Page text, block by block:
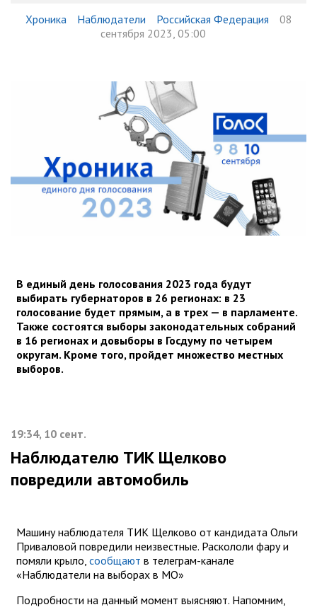
Хроника Наблюдатели Российская Федерация
08
сентября 2023, 05:00
В единый день голосования 2023 года будут
выбирать губернаторов в 26 регионах: в 23
голосование будет прямым, а в трех — в парламенте.
Также состоятся выборы законодательных собраний
в 16 регионах и довыборы в Госдуму по четырем
округам. Кроме того, пройдет множество местных
выборов.
19:34, 10 сент.
Наблюдателю ТИК Щелково
повредили автомобиль
Машину наблюдателя ТИК Щелково от кандидата Ольги
Приваловой повредили неизвестные. Раскололи фару и
помяли крыло, сообщают в телеграм-канале
«Наблюдатели на выборах в МО»
Подробности на данный момент выясняют. Напомним,